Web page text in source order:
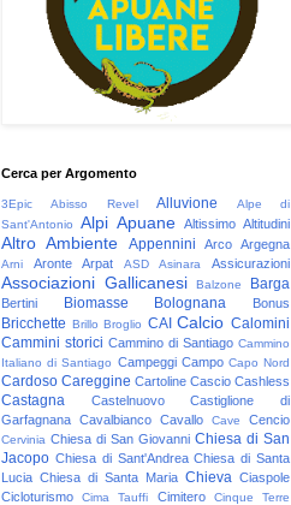
Cerca per Argomento
3Epic Abisso Revel Alluvione
Alpe di
Sant'Antonio
Alpi Apuane Altissimo Altitudini
Altro Ambiente Appennini Arco Argegna
Arni Aronte Arpat ASD Asinara Assicurazioni
Associazioni Gallicanesi Balzone Barga
Bertini Biomasse Bolognana Bonus
Bricchette Brillo Broglio CAI Calcio Calomini
Cammini storici Cammino di Santiago Cammino
Italiano di Santiago Campeggi Campo Capo Nord
Cardoso Careggine Cartoline Cascio Cashless
Castagna Castelnuovo
Castiglione di
Garfagnana Cavalbianco Cavallo Cave Cencio
Cervinia Chiesa di San Giovanni Chiesa di San
Jacopo Chiesa di Sant'Andrea Chiesa di Santa
Lucia Chiesa di Santa Maria Chieva Ciaspole
Cicloturismo
Cima Tauffi Cimitero
Cinque Terre